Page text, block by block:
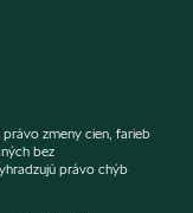
zmeny cien, farieb
bez
právo chýb